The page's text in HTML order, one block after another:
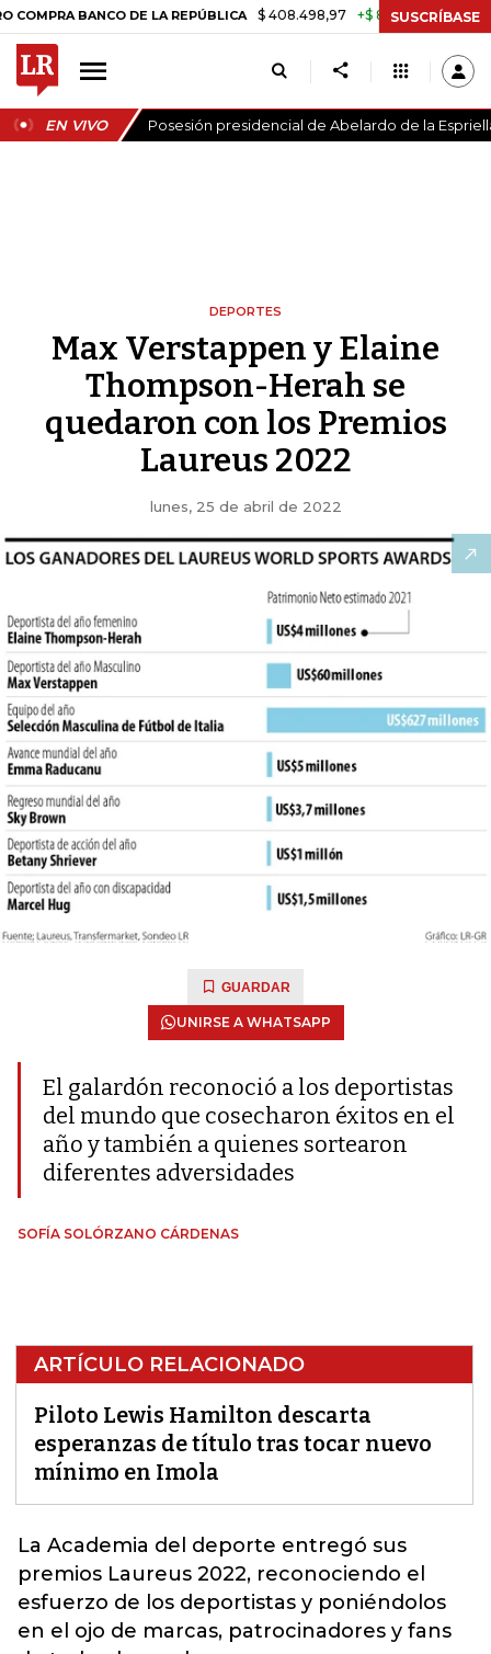
BANCO DE LA REPÚBLICA $ 408.498,97 +$ 8.753,81 +2,19% TASA
SUSCRÍBASE
EN VIVO Posesión presidencial de Abelardo de la
DEPORTES
Max Verstappen y Elaine
Thompson-Herah se
quedaron con los Premios
Laureus 2022
lunes, 25 de abril de 2022
GUARDAR
UNIRSE A WHATSAPP
El galardón reconoció a los deportistas
del mundo que cosecharon éxitos en el
año y también a quienes sortearon
diferentes adversidades
SOFÍA SOLÓRZANO CÁRDENAS
ARTÍCULO RELACIONADO
Piloto Lewis Hamilton descarta
esperanzas de título tras tocar nuevo
mínimo en Imola
La Academia del deporte entregó sus
premios Laureus 2022, reconociendo el
esfuerzo de los deportistas y poniéndolos
en el ojo de marcas, patrocinadores y fans